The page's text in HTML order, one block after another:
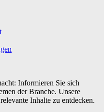
Informieren Sie sich
der Branche. Unsere
Inhalte zu entdecken.